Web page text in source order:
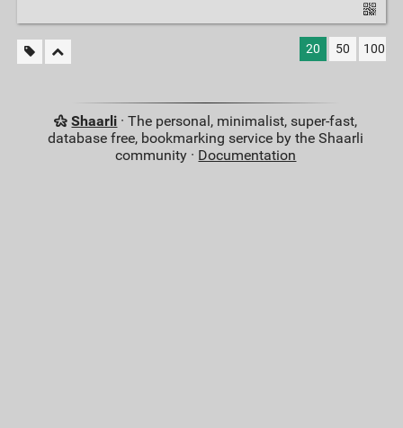
20 50 100
Shaarli · The personal, minimalist, super-fast,
database free, bookmarking service by the Shaarli
community · Documentation